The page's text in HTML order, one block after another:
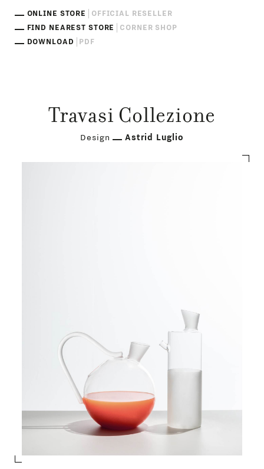
ONLINE STORE
OFFICIAL RESELLER
FIND NEAREST STORE
CORNER SHOP
DOWNLOAD
PDF
Travasi Collezione
Design Astrid Luglio